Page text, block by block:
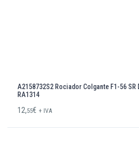
A2158732S2 Rociador Colgante F1-56 SR
RA1314
12,55€ + IVA